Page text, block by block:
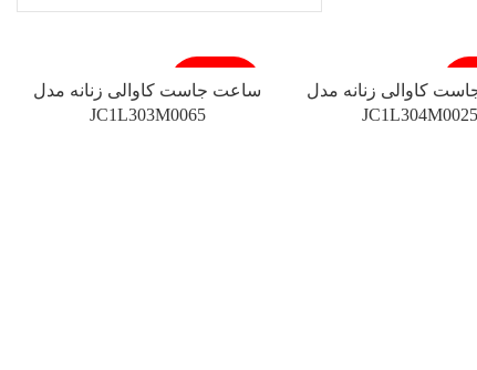
شد کاوالی زنانه مدل
JC1L304M0025
فروخته شد
ساعت جاست کاوالی زنانه مدل
JC1L303M0065